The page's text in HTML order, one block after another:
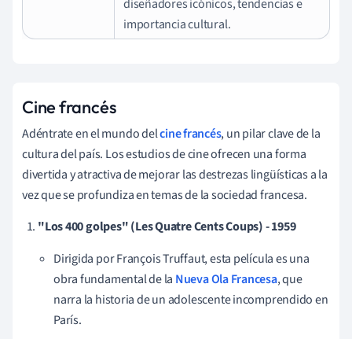
diseñadores icónicos, tendencias e
importancia cultural.
Cine francés
Adéntrate en el mundo delcine francés, un pilar clave de la
cultura del país. Los estudios de cine ofrecen una forma
divertida y atractiva de mejorar las destrezas lingüísticas a la
vez que se profundiza en temas de la sociedad francesa.
"Los 400 golpes" (Les Quatre Cents Coups) - 1959
Dirigida por François Truffaut, esta película es una
obra fundamental de la Nueva Ola Francesa, que
narra la historia de un adolescente incomprendido en
París.